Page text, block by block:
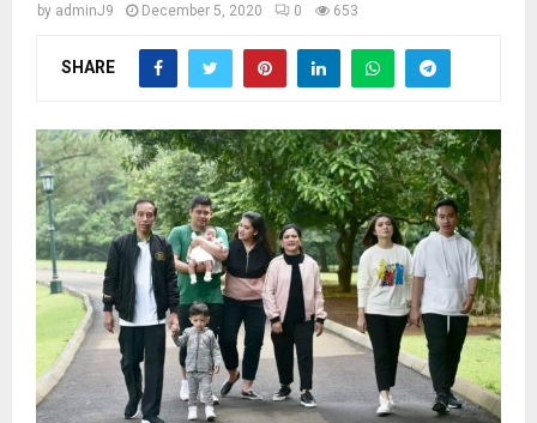
by adminJ9 December 5, 2020 0 653
SHARE